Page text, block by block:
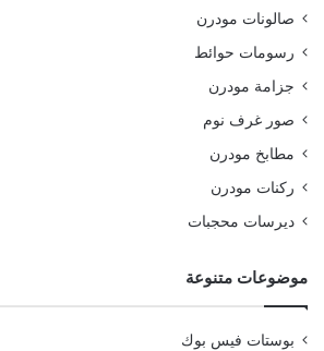
صالونات مودرن
رسومات حوائط
جزامة مودرن
صور غرف نوم
مطابخ مودرن
ركنات مودرن
ديرسات محجبات
موضوعات متنوعة
بوستات فيس بوك